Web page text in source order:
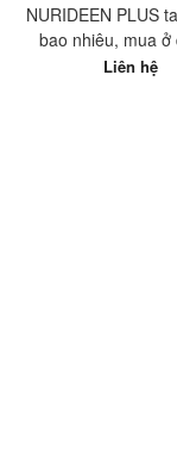
NURIDEEN PLUS
bao nhiêu, mua ở
nhất?
Liên hệ